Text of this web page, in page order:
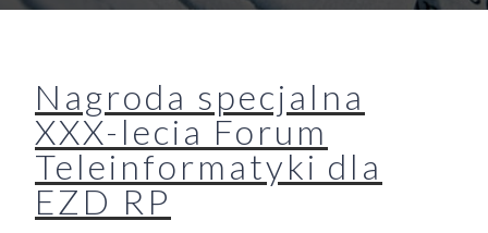
Nagroda specjalna
XXX-lecia Forum
Teleinformatyki dla
EZD RP